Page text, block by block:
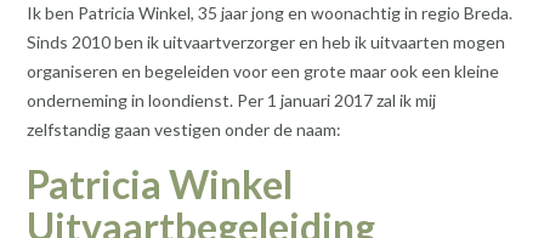
Ik ben Patricia Winkel, 35 jaar jong en woonachtig in regio Breda.
Sinds 2010 ben ik uitvaartverzorger en heb ik uitvaarten mogen
organiseren en begeleiden voor een grote maar ook een kleine
onderneming in loondienst. Per 1 januari 2017 zal ik mij
zelfstandig gaan vestigen onder de naam:
Patricia Winkel
Uitvaartbegeleiding